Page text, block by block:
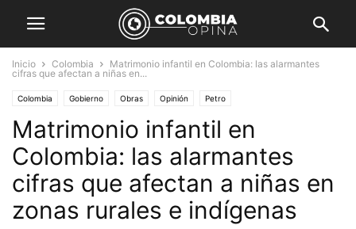
Inicio Colombia
Matrimonio infantil en Colombia: las alarmantes
cifras que afectan a niñas en...
Colombia Gobierno Obras Opinión Petro
Matrimonio infantil en
Colombia: las alarmantes
cifras que afectan a niñas en
zonas rurales e indígenas